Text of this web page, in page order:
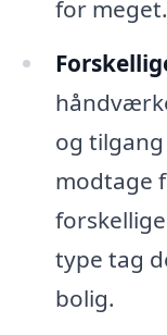
for meget.
og
modtage
type tag
bolig.